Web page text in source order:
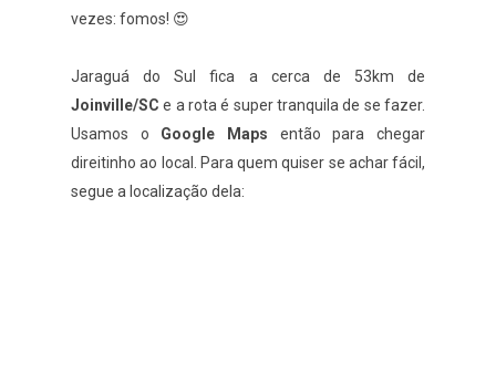
vezes: fomos! 😍
Jaraguá do Sul fica a cerca de 53km de
Joinville/SC e a rota é super tranquila de se fazer.
Usamos o Google Maps então para chegar
direitinho ao local. Para quem quiser se achar fácil,
segue a localização dela: